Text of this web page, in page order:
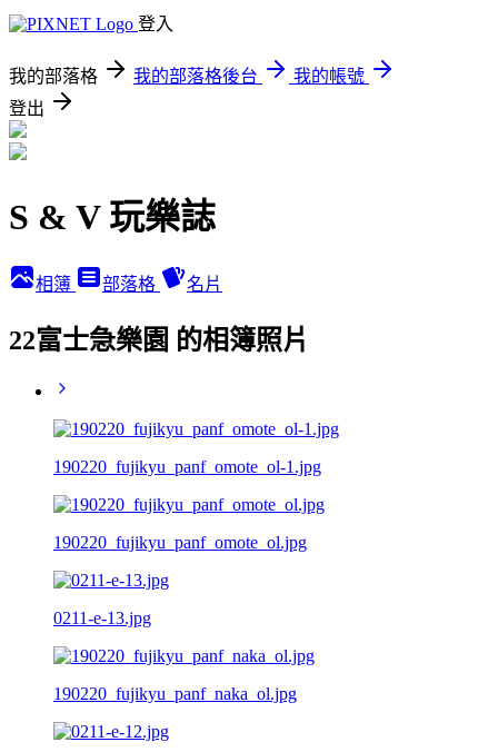
登入
我的部落格 我的部落格後台
我的帳號
登出
S & V 玩樂誌
相簿 部落格 名片
22富士急樂園 的相簿照片
190220_fujikyu_panf_omote_ol-1.jpg
190220_fujikyu_panf_omote_ol.jpg
0211-e-13.jpg
190220_fujikyu_panf_naka_ol.jpg